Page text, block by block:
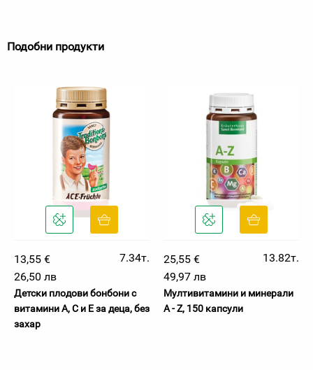
Подобни продукти
13,55 €
7.34т.
26,50 лв
Детски плодови бонбони с
витамини А, C и E за деца, без
захар
25,55 €
13.82т.
49,97 лв
Мултивитамини и минерали
A - Z, 150 капсули